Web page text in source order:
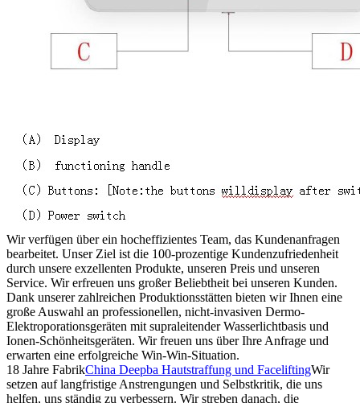
Wir verfügen über ein hocheffizientes Team, das Kundenanfragen
bearbeitet. Unser Ziel ist die 100-prozentige Kundenzufriedenheit
durch unsere exzellenten Produkte, unseren Preis und unseren
Service. Wir erfreuen uns großer Beliebtheit bei unseren Kunden.
Dank unserer zahlreichen Produktionsstätten bieten wir Ihnen eine
große Auswahl an professionellen, nicht-invasiven Dermo-
Elektroporationsgeräten mit supraleitender Wasserlichtbasis und
Ionen-Schönheitsgeräten. Wir freuen uns über Ihre Anfrage und
erwarten eine erfolgreiche Win-Win-Situation.
18 Jahre FabrikChina Deepba Hautstraffung und FaceliftingWir
setzen auf langfristige Anstrengungen und Selbstkritik, die uns
helfen, uns ständig zu verbessern. Wir streben danach, die